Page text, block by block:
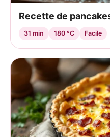
Recette de
31 min 180 °C Facile